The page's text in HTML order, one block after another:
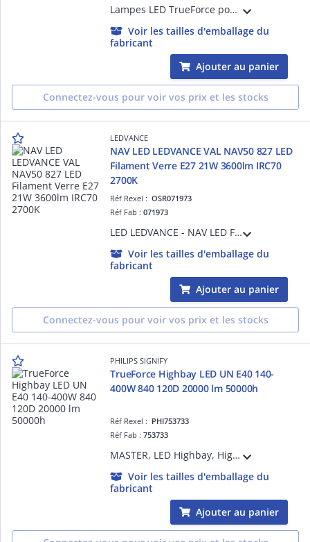
Lampes LED TrueForce pour éclairage public (espace urbain / voie publique - HPL/SON) - LED-lamp/Multi-LED - Consommation électrique: 28 W
Voir les tailles d'emballage du
fabricant
Ajouter au panier
Connectez-vous pour voir vos prix et les stocks
LEDVANCE
NAV LED LEDVANCE VAL NAV50 827 LED
Filament Verre E27 21W 3600lm IRC70
2700K
Réf Rexel :OSR071973
Réf Fab :071973
LED LEDVANCE - NAV LED Filament - Substitution LED aux lampes Sodium SHP - NAV LED Value - 727 - E27 - 360 ° - 21 W Equivalence 50 - 3600 lm - Ra70 - 2700 K - 25000 h - Ta -20°C à + 50°C - Classe C - Garantie 3 ans
Voir les tailles d'emballage du
fabricant
Ajouter au panier
Connectez-vous pour voir vos prix et les stocks
PHILIPS SIGNIFY
TrueForce Highbay LED UN E40 140-
400W 840 120D 20000 lm 50000h
Réf Rexel : PHI753733
Réf Fab :753733
MASTER, LED Highbay, Highbay, EM (l'amorceur et le condensateur ne doivent pas être retirés)/Alimentation principale, 140 W, HPI 400W, E40, 4000 K, 20000 lm, CRI 80, 50000 h
Voir les tailles d'emballage du
fabricant
Ajouter au panier